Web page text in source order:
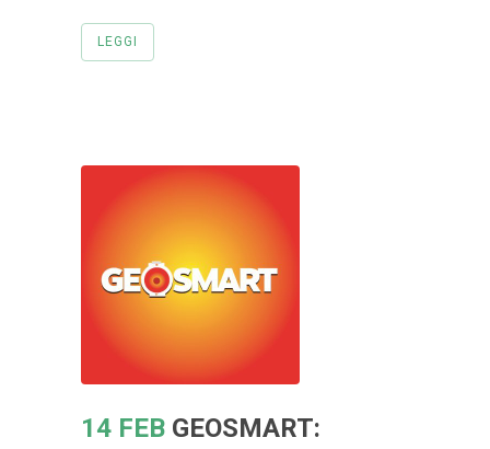
LEGGI
14 FEB GEOSMART: